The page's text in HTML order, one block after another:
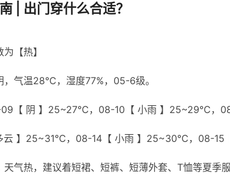
| 出门穿什么合适？
【热】
，气温28℃，湿度77%，05-6级。
09【 阴 】25~27℃，08-10【 小雨 】25~29℃，
】25~31℃，08-14【 小雨 】25~30℃，08-15
气热，建议着短裙、短裤、短薄外套、T恤等夏季